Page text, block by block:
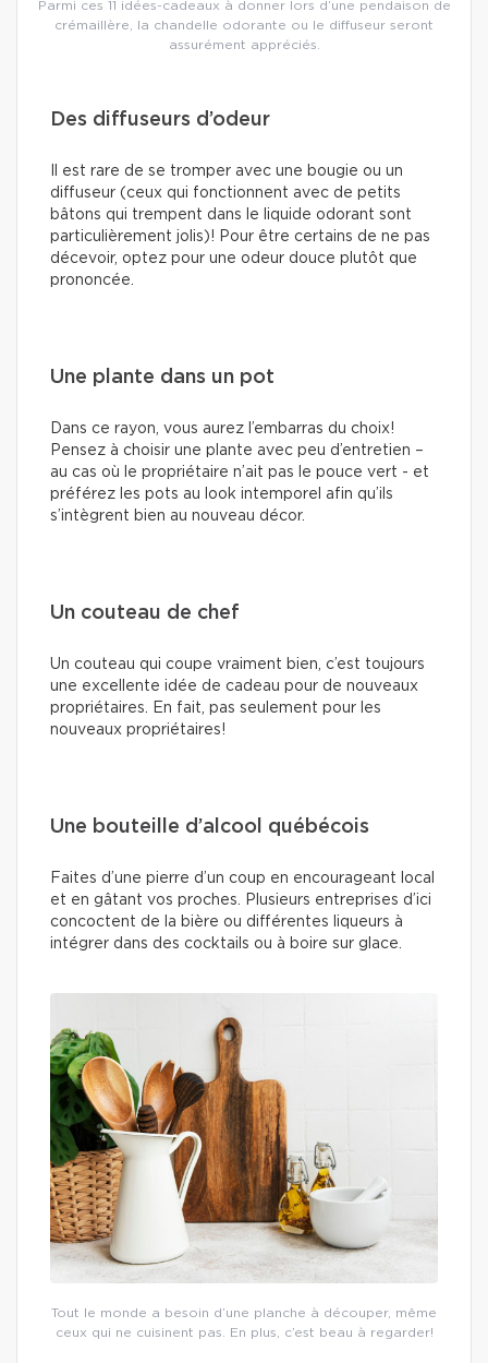
Parmi ces 11 idées-cadeaux à donner lors d’une pendaison de
crémaillère, la chandelle odorante ou le diffuseur seront
assurément appréciés.
Des diffuseurs d’odeur
Il est rare de se tromper avec une bougie ou un
diffuseur (ceux qui fonctionnent avec de petits
bâtons qui trempent dans le liquide odorant sont
particulièrement jolis)! Pour être certains de ne pas
décevoir, optez pour une odeur douce plutôt que
prononcée.
Une plante dans un pot
Dans ce rayon, vous aurez l’embarras du choix!
Pensez à choisir une plante avec peu d’entretien –
au cas où le propriétaire n’ait pas le pouce vert - et
préférez les pots au look intemporel afin qu’ils
s’intègrent bien au nouveau décor.
Un couteau de chef
Un couteau qui coupe vraiment bien, c’est toujours
une excellente idée de cadeau pour de nouveaux
propriétaires. En fait, pas seulement pour les
nouveaux propriétaires!
Une bouteille d’alcool québécois
Faites d’une pierre d’un coup en encourageant local
et en gâtant vos proches. Plusieurs entreprises d’ici
concoctent de la bière ou différentes liqueurs à
intégrer dans des cocktails ou à boire sur glace.
Tout le monde a besoin d’une planche à découper, même
ceux qui ne cuisinent pas. En plus, c’est beau à regarder!